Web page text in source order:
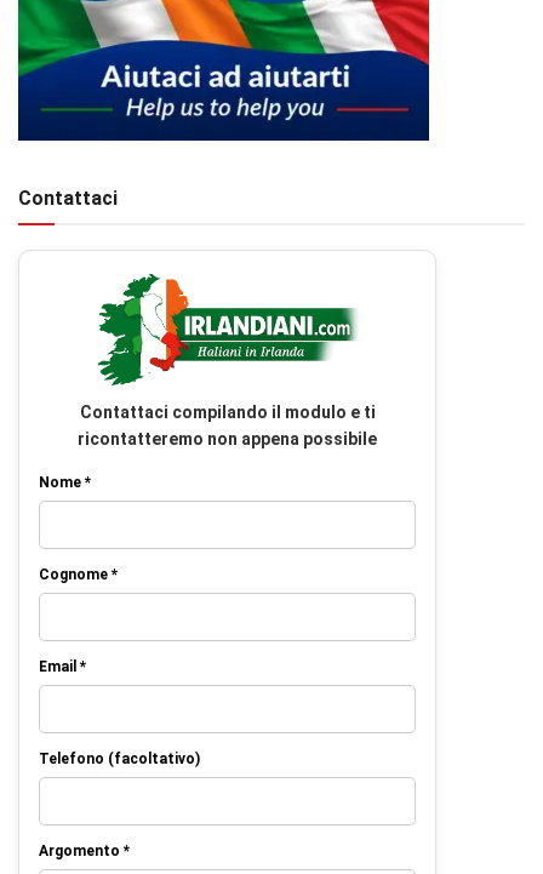
Contattaci
Contattaci compilando il modulo e ti
ricontatteremo non appena possibile
Nome *
Cognome *
Email *
Telefono (facoltativo)
Argomento *